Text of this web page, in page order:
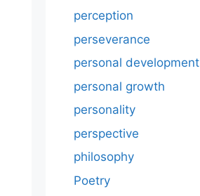
perception
perseverance
personal development
personal growth
personality
perspective
philosophy
Poetry